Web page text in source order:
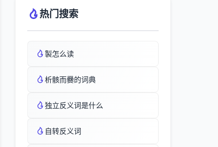
热门搜索
製怎么读
析骸而爨的词典
独立反义词是什么
自转反义词